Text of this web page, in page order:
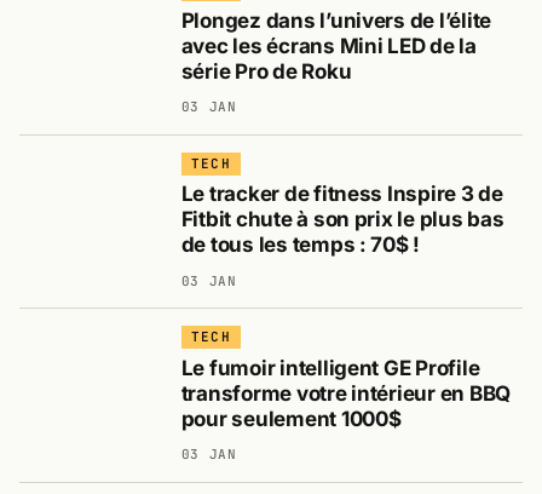
Plongez dans l’univers de l’élite
avec les écrans Mini LED de la
série Pro de Roku
03 JAN
TECH
Le tracker de fitness Inspire 3 de
Fitbit chute à son prix le plus bas
de tous les temps : 70$ !
03 JAN
TECH
Le fumoir intelligent GE Profile
transforme votre intérieur en BBQ
pour seulement 1000$
03 JAN